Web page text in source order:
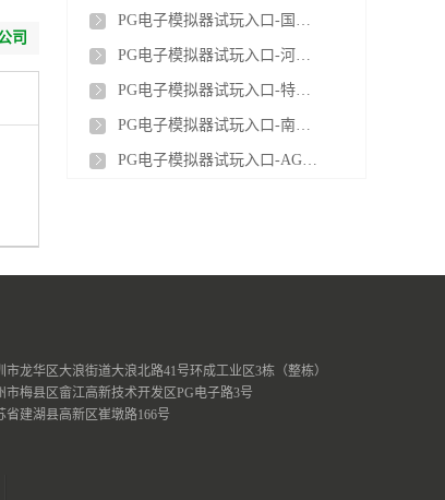
司
PG电子模拟器试玩入口-国内首个水系有机液流电池台区储能项目投运
PG电子模拟器试玩入口-河南冯营电厂移动储能项目顺利投运
PG电子模拟器试玩入口-特斯拉拟进军印度工业储能市场
PG电子模拟器试玩入口-南网储能肇庆浪江抽水蓄能电站3号机组球阀顺利吊装
PG电子模拟器试玩入口-AGL 启动新南威尔士州利德尔电池储能电站首批调试
市龙华区大浪街道大浪北路41号环成工业区3栋（整栋）
市梅县区畲江高新技术开发区PG电子路3号
省建湖县高新区崔墩路166号